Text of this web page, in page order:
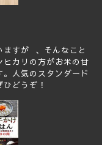
ますが 、そんなこと
カリの方がお米の甘
人気のスタンダード
どうぞ！